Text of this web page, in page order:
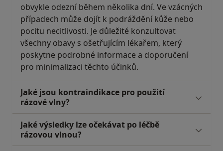
obvykle odezní během několika dní. Ve vzácných
případech může dojít k podráždění kůže nebo
pocitu necitlivosti. Je důležité konzultovat
všechny obavy s ošetřujícím lékařem, který
poskytne podrobné informace a doporučení
pro minimalizaci těchto účinků.
Jaké jsou kontraindikace pro použití
rázové vlny?
Jaké výsledky lze očekávat po léčbě
rázovou vlnou?